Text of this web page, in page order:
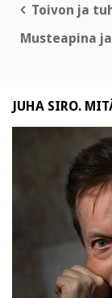
selaus
Toivon ja
Musteapina
JUHA SIRO.